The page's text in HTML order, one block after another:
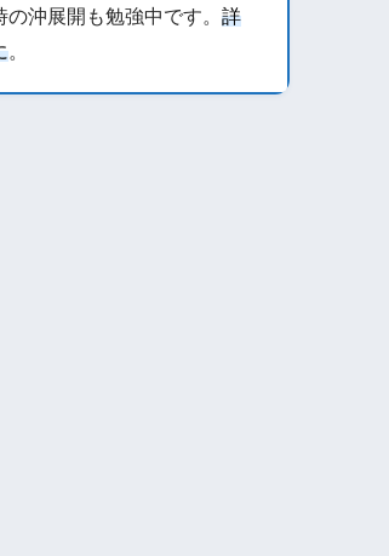
の沖展開も勉強中です。詳
。